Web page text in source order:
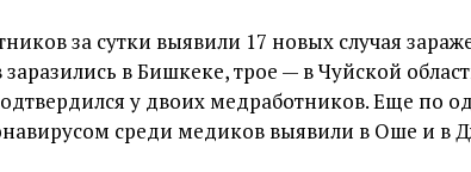
за сутки выявили 17 новых случая
в Бишкеке, трое — в Чуйской
у двоих медработников. Еще по
среди медиков выявили в Оше и в